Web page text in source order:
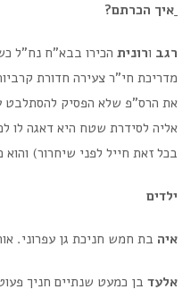
איך הכרתם?
רגב ורונית הכירו בבא"ח נח"ל
מדריכת חי"ר צעירה חדורת
את הרס"פ שלא הפסיק להסתלבט
אליה לסידרת שטח היא דאגה לו
בכל זאת חייל לפני שיחרור)
ילדים
איה בת חמש חניכת גן עפרוני.
אלעד בן כמעט שנתיים חניך